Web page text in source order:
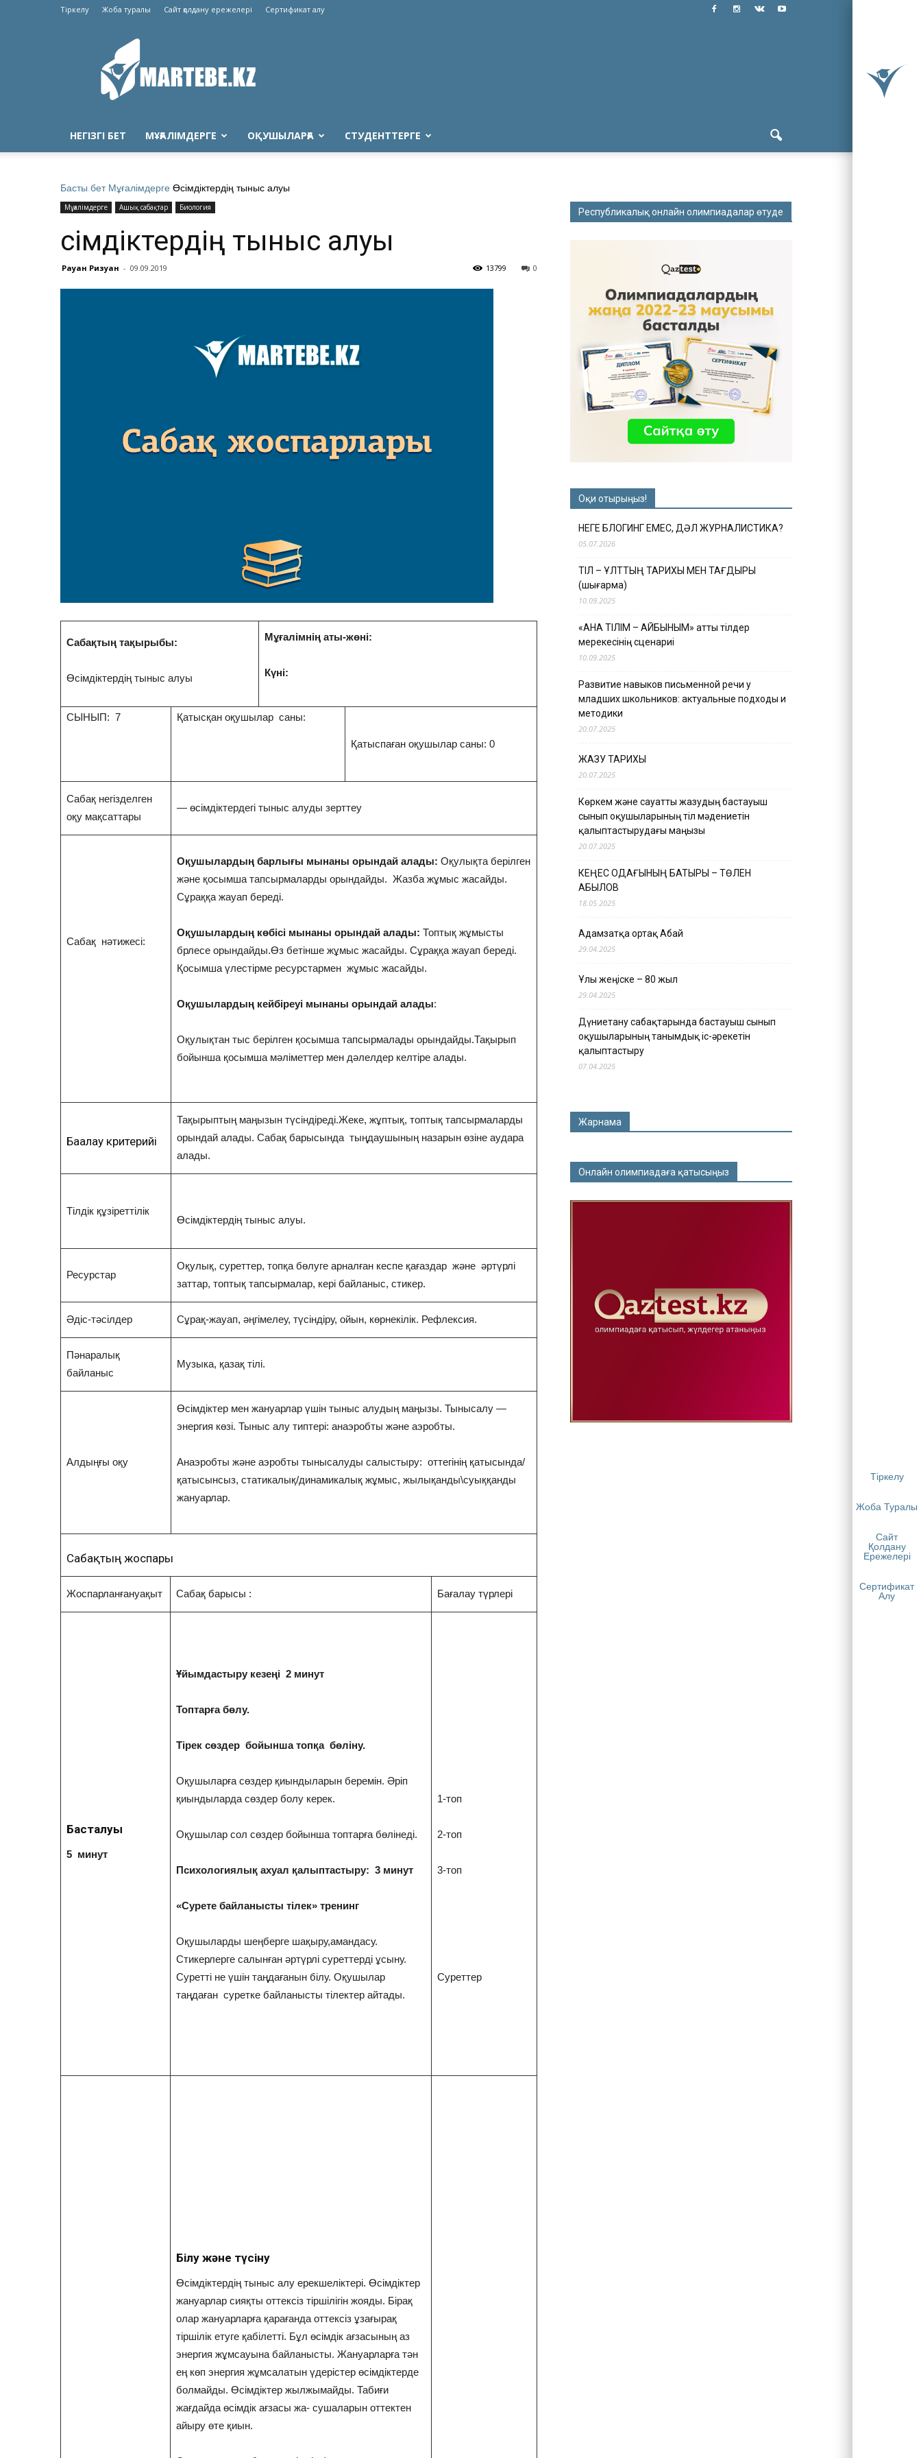
Тіркелу
Жоба Туралы
Сайт
Қолдану
Ережелері
Сертификат
Алу
Тіркелу Жоба туралы Сайт қолдану ережелері Сертификат алу
Martebe.kz
білім
сайты
НЕГІЗГІ БЕТ МҰҒАЛІМДЕРГЕ ОҚУШЫЛАРҒА СТУДЕНТТЕРГЕ
Басты бет Мұғалімдерге Өсімдіктердің тыныс алуы
Мұғалімдерге Ашық сабақтар Биология
Өсімдіктердің тыныс алуы
Рауан Ризуан - 09.09.2019 0
13799
Сабақтың тақырыбы:
Өсімдіктердің тыныс алуы
Мұғалімнің аты-жөні:
Күні:
СЫНЫП: 7 Қатысқан оқушылар саны:
Қатыспаған оқушылар саны: 0
Сабақ негізделген
оқу мақсаттары
— өсімдіктердегі тыныс алуды зерттеу
Сабақ нәтижесі:
Оқушылардың барлығы мынаны орындай алады: Оқулықта берілген
және қосымша тапсырмаларды орындайды. Жазба жұмыс жасайды.
Сұраққа жауап береді.
Оқушылардың көбісі мынаны орындай алады: Топтық жұмысты
брлесе орындайды.Өз бетінше жұмыс жасайды. Сұраққа жауап береді.
Қосымша үлестірме ресурстармен жұмыс жасайды.
Оқушылардың кейбіреуі мынаны орындай алады:
Оқулықтан тыс берілген қосымша тапсырмалады орындайды.Тақырып
бойынша қосымша мәліметтер мен дәлелдер келтіре алады.
Бағалау критерийі
Тақырыптың маңызын түсіндіреді.Жеке, жұптық, топтық тапсырмаларды
орындай алады. Сабақ барысында тыңдаушының назарын өзіне аудара
алады.
Тілдік құзіреттілік
Өсімдіктердің тыныс алуы.
Ресурстар
Оқулық, суреттер, топқа бөлуге арналған кеспе қағаздар және әртүрлі
заттар, топтық тапсырмалар, кері байланыс, стикер.
Әдіс-тәсілдер Сұрақ-жауап, әңгімелеу, түсіндіру, ойын, көрнекілік. Рефлексия.
Пәнаралық
байланыс
Музыка, қазақ тілі.
Алдыңғы оқу
Өсімдіктер мен жануарлар үшін тыныс алудың маңызы. Тынысалу —
энергия көзі. Тыныс алу типтері: анаэробты және аэробты.
Анаэробты және аэробты тынысалуды салыстыру: оттегінің қатысында/
қатысынсыз, статикалық/динамикалық жұмыс, жылықанды\суыққанды
жануарлар.
Сабақтың жоспары
Жоспарланғануақыт Сабақ барысы : Бағалау түрлері
Басталуы
5 минут
Ұйымдастыру кезеңі 2 минут
Топтарға бөлу.
Тірек сөздер бойынша топқа бөліну.
Оқушыларға сөздер қиындыларын беремін. Әріп
қиындыларда сөздер болу керек.
Оқушылар сол сөздер бойынша топтарға бөлінеді.
Психологиялық ахуал қалыптастыру: 3 минут
«Сурете байланысты тілек» тренинг
Оқушыларды шеңберге шақыру,амандасу.
Стикерлерге салынған әртүрлі суреттерді ұсыну.
Суретті не үшін таңдағанын білу. Оқушылар
таңдаған суретке байланысты тілектер айтады.
1-топ
2-топ
3-топ
Суреттер
Білу және түсіну
Өсімдіктердің тыныс алу ерекшеліктері. Өсімдіктер
жануарлар сияқты оттексіз тіршілігін жояды. Бірақ
олар жануарларға қарағанда оттексіз ұзағырақ
тіршілік етуге қабілетті. Бұл өсімдік ағзасының аз
энергия жұмсауына байланысты. Жануарларға тән
ең көп энергия жұмсалатын үдерістер өсімдіктерде
болмайды. Өсімдіктер жылжымайды. Табиғи
жағдайда өсімдік ағзасы жа- сушаларын оттектен
айыру өте қиын.
Республикалық онлайн олимпиадалар өтуде
Оқи отырыңыз!
НЕГЕ БЛОГИНГ ЕМЕС, ДӘЛ ЖУРНАЛИСТИКА?
05.07.2026
ТІЛ – ҰЛТТЫҢ ТАРИХЫ МЕН ТАҒДЫРЫ
(шығарма)
10.09.2025
«АНА ТІЛІМ – АЙБЫНЫМ» атты тілдер
мерекесінің сценариі
10.09.2025
Развитие навыков письменной речи у
младших школьников: актуальные подходы и
методики
20.07.2025
ЖАЗУ ТАРИХЫ
20.07.2025
Көркем және сауатты жазудың бастауыш
сынып оқушыларының тіл мәдениетін
қалыптастырудағы маңызы
20.07.2025
КЕҢЕС ОДАҒЫНЫҢ БАТЫРЫ – ТӨЛЕН
ҚАБЫЛОВ
18.05.2025
Адамзатқа ортақ Абай
29.04.2025
Ұлы жеңіске – 80 жыл
29.04.2025
Дүниетану сабақтарында бастауыш сынып
оқушыларының танымдық іс-әрекетін
қалыптастыру
07.04.2025
Жарнама
Онлайн олимпиадаға қатысыңыз